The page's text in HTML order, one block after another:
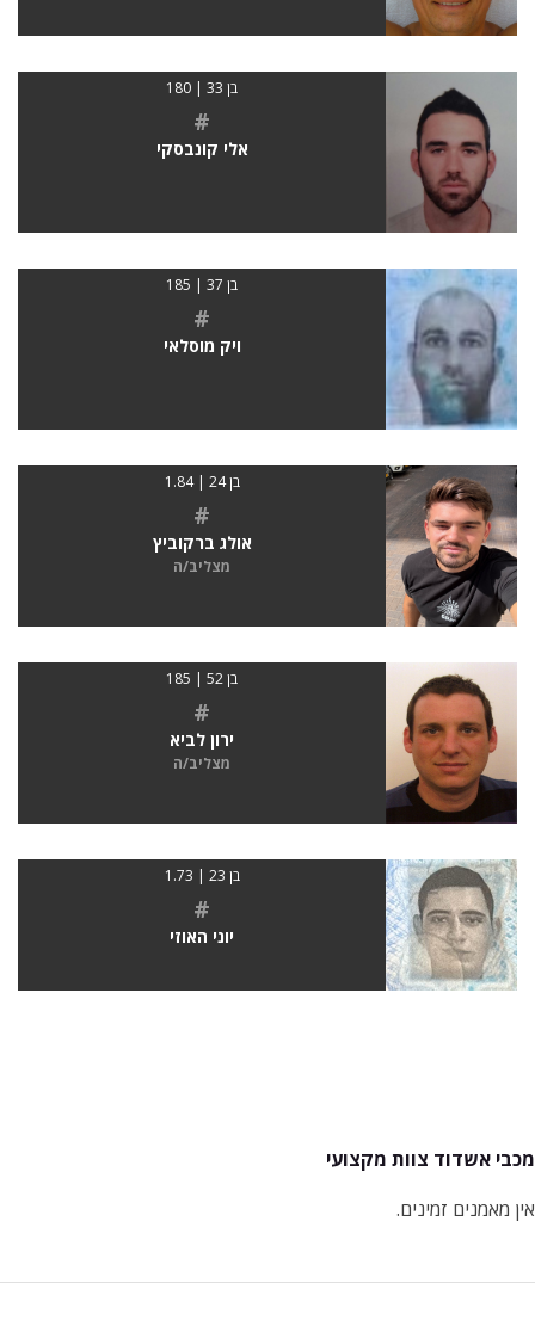
בן 33 | 180
#
אלי קונבסקי
בן 37 | 185
#
ויק מוסלאי
בן 24 | 1.84
#
אולג ברקוביץ
מצליב/ה
בן 52 | 185
#
ירון לביא
מצליב/ה
בן 23 | 1.73
#
יוני האוזי
מכבי אשדוד צוות מקצועי
אין מאמנים זמינים.